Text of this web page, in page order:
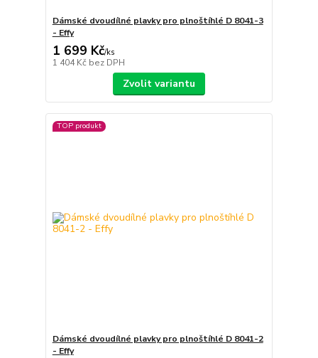
Dámské dvoudílné plavky pro plnoštíhlé D 8041-3
- Effy
1 699 Kč/ks
1 404 Kč bez DPH
Zvolit variantu
TOP produkt
Dámské dvoudílné plavky pro plnoštíhlé D 8041-2
- Effy